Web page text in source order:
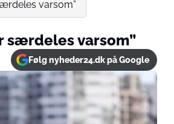
varsom”
særdeles varsom”
Følg nyheder24.dk på Google